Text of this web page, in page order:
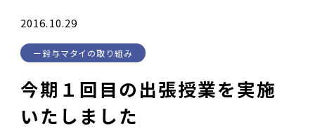
2016.10.29
鈴与マタイの取り組み
今期１回目の出張授業を実施
いたしました